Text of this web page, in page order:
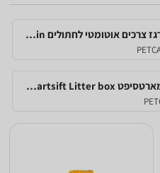
פטסייף סמרט ספין ארגז צרכים אוטומטי לחתולים Petsafe Scoopfree Smartspin
ארגז צרכים לחתול סמארטסיפט Catit Smartsift Litter box